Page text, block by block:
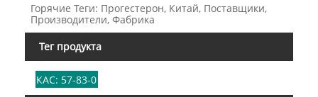
Горячие Теги: Прогестерон, Китай, Поставщики,
Производители, Фабрика
Тег продукта
КАС: 57-83-0